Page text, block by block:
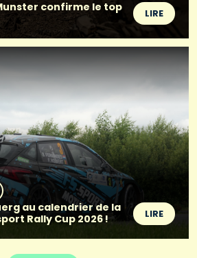
confirme le top
LIRE
au calendrier de la
Rally Cup 2026 !
LIRE